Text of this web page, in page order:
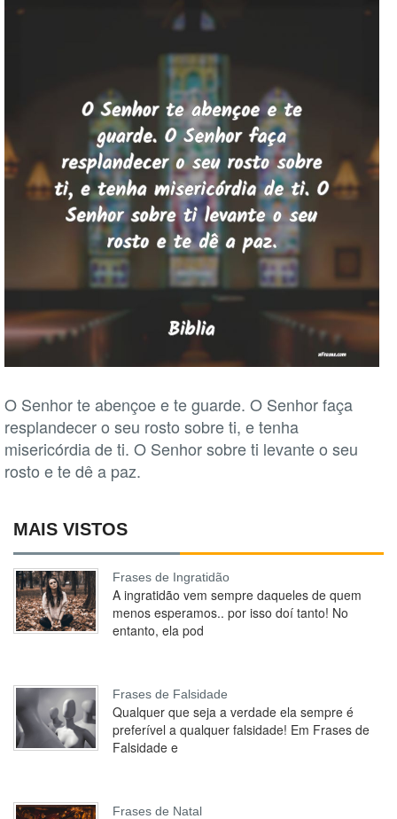
O Senhor te abençoe e te guarde. O Senhor faça
resplandecer o seu rosto sobre ti, e tenha
misericórdia de ti. O Senhor sobre ti levante o seu
rosto e te dê a paz.
MAIS VISTOS
Frases de Ingratidão
A ingratidão vem sempre daqueles de quem
menos esperamos.. por isso doí tanto! No
entanto, ela pod
Frases de Falsidade
Qualquer que seja a verdade ela sempre é
preferível a qualquer falsidade! Em Frases de
Falsidade e
Frases de Natal